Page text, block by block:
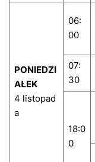
PONIEDZI
AŁEK
4 listopad
a
06:
00
07:
30
18:0
0